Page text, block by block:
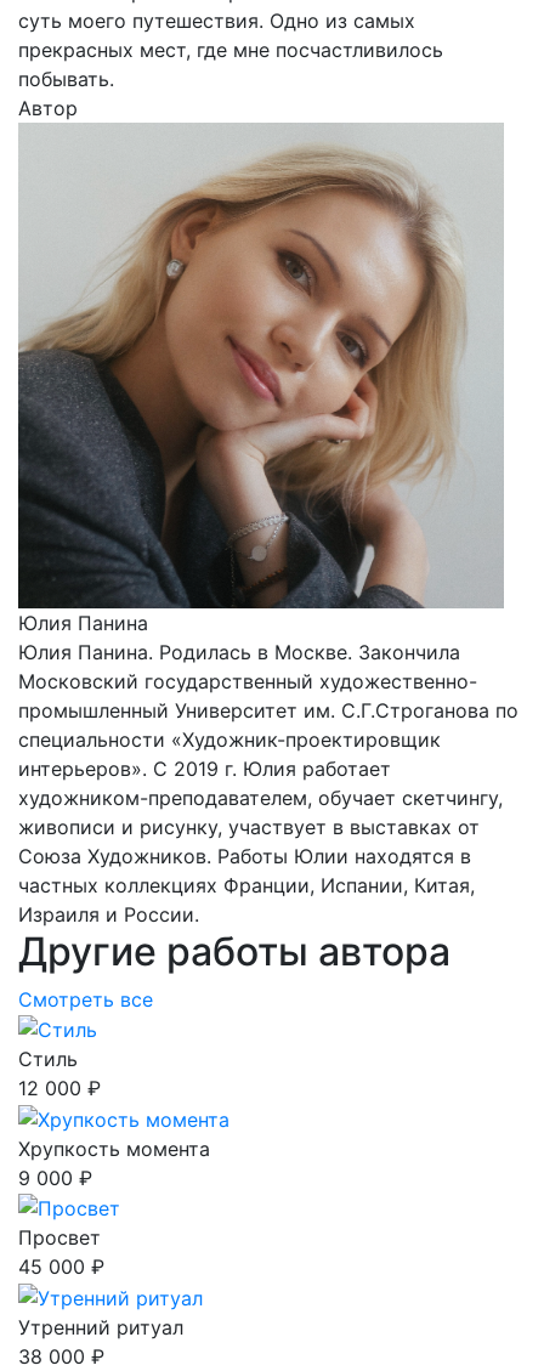
суть моего путешествия. Одно из самых
прекрасных мест, где мне посчастливилось
побывать.
Автор
Юлия Панина
Юлия Панина. Родилась в Москве. Закончила
Московский государственный художественно-
промышленный Университет им. С.Г.Строганова по
специальности «Художник-проектировщик
интерьеров». С 2019 г. Юлия работает
художником-преподавателем, обучает скетчингу,
живописи и рисунку, участвует в выставках от
Союза Художников. Работы Юлии находятся в
частных коллекциях Франции, Испании, Китая,
Израиля и России.
Другие работы автора
Смотреть все
Стиль
12 000 ₽
Хрупкость момента
9 000 ₽
Просвет
45 000 ₽
Утренний ритуал
38 000 ₽